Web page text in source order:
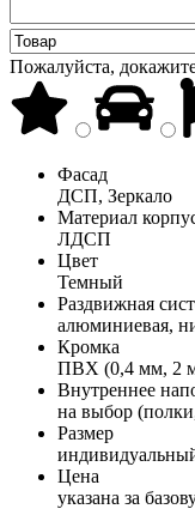
Пожалуйста,
Фасад
ДСП, Зеркало
Материал
ЛДСП
Цвет
Темный
Раздвижная
алюминиевая,
Кромка
ПВХ (0,4 мм, 2
Внутреннее
на выбор
Размер
Цена
указана за